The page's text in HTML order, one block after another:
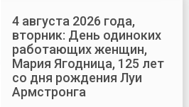
4 августа 2026 года,
вторник: День одиноких
работающих женщин,
Мария Ягодница, 125 лет
со дня рождения Луи
Армстронга